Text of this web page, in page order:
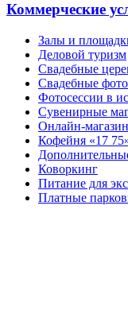
Коммерческие
Залы и
Деловой туризм
Свадебные
Свадебные
Фотосессии в
Сувенирные
Онлайн-магазин
Кофейня «17
Коворкинг
Питание для
Платные